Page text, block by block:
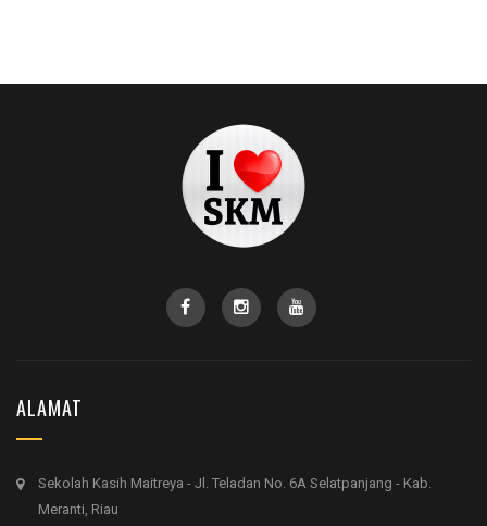
ALAMAT
Sekolah Kasih Maitreya - Jl. Teladan No. 6A Selatpanjang - Kab.
Meranti, Riau